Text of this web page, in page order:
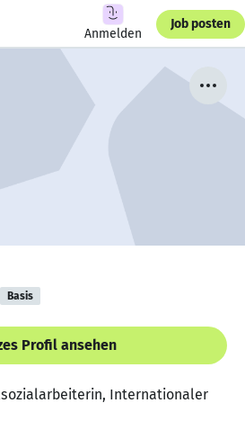
Anmelden
Job posten
Basis
Profil ansehen
Internationaler